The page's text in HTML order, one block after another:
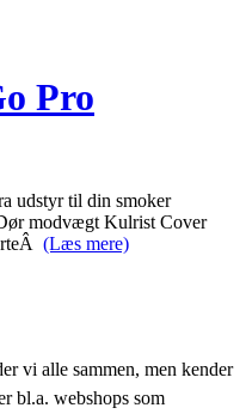
Pro
udstyr til din smoker
modvægt Kulrist Cover
(Læs mere)
vi alle sammen, men kender
bl.a. webshops som